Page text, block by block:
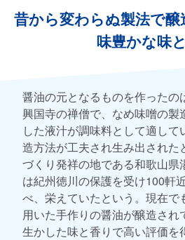
昔から変わらぬ製法で
味豊かな味
醤油の元となるものを作ったの
興国寺の禅僧で、なめ味噌の製
した液汁が調味料として適し
造方法が工夫され生み出された
づくり発祥の地である和歌山県
は紀州徳川の保護を受け100軒
べ、栄えていたという。現在で
用いた手作りの醤油が醸造され
生かした味と香りで高い評価を